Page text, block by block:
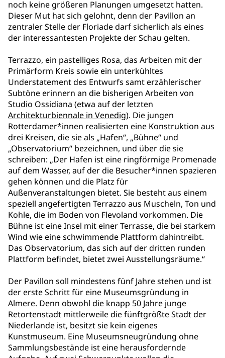
noch keine größeren Planungen umgesetzt hatten.
Dieser Mut hat sich gelohnt, denn der Pavillon an
zentraler Stelle der Floriade darf sicherlich als eines
der interessantesten Projekte der Schau gelten.
Terrazzo, ein pastelliges Rosa, das Arbeiten mit der
Primärform Kreis sowie ein unterkühltes
Understatement des Entwurfs samt erzählerischer
Subtöne erinnern an die bisherigen Arbeiten von
Studio Ossidiana (etwa auf der letzten
Architekturbiennale in Venedig). Die jungen
Rotterdamer*innen realisierten eine Konstruktion aus
drei Kreisen, die sie als „Hafen“, „Bühne“ und
„Observatorium“ bezeichnen, und über die sie
schreiben: „Der Hafen ist eine ringförmige Promenade
auf dem Wasser, auf der die Besucher*innen spazieren
gehen können und die Platz für
Außenveranstaltungen bietet. Sie besteht aus einem
speziell angefertigten Terrazzo aus Muscheln, Ton und
Kohle, die im Boden von Flevoland vorkommen. Die
Bühne ist eine Insel mit einer Terrasse, die bei starkem
Wind wie eine schwimmende Plattform dahintreibt.
Das Observatorium, das sich auf der dritten runden
Plattform befindet, bietet zwei Ausstellungsräume.“
Der Pavillon soll mindestens fünf Jahre stehen und ist
der erste Schritt für eine Museumsgründung in
Almere. Denn obwohl die knapp 50 Jahre junge
Retortenstadt mittlerweile die fünftgrößte Stadt der
Niederlande ist, besitzt sie kein eigenes
Kunstmuseum. Eine Museumsneugründung ohne
Sammlungsbestände ist eine herausfordernde